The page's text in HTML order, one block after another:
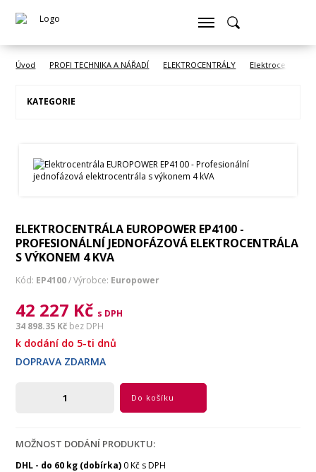
Úvod PROFI TECHNIKA A NÁŘADÍ ELEKTROCENTRÁLY Elektrocentrály a
KATEGORIE
ELEKTROCENTRÁLA EUROPOWER EP4100 -
PROFESIONÁLNÍ JEDNOFÁZOVÁ ELEKTROCENTRÁLA
S VÝKONEM 4 KVA
Kód: EP4100/ Výrobce: Europower
42 227 Kč s DPH
34 898.35 Kč bez DPH
k dodání do 5-ti dnů
DOPRAVA ZDARMA
Do košíku
MOŽNOST DODÁNÍ PRODUKTU:
DHL - do 60 kg (dobírka) 0 Kč s DPH